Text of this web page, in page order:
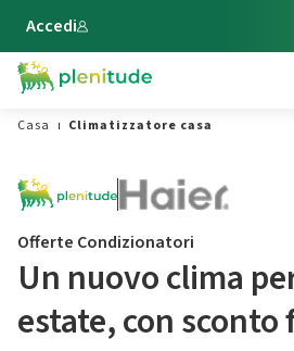
Vai al contenuto principale
Accedi
Casa
Climatizzatore casa
Offerte Condizionatori
Un nuovo clima
estate,​ con sconto